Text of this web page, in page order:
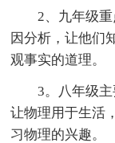
2、九年级
因分析，让他们
观事实的道理。
3。八年级
让物理用于生活
习物理的兴趣。